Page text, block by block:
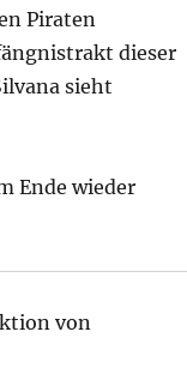
Piraten
dieser
sieht
Ende wieder
von